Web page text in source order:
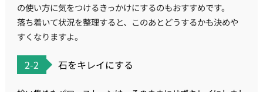
の使い方に気をつけるきっかけにするのもおすすめです。
落ち着いて状況を整理すると、このあとどうするかも決めや
すくなりますよ。
2-2 石をキレイにする